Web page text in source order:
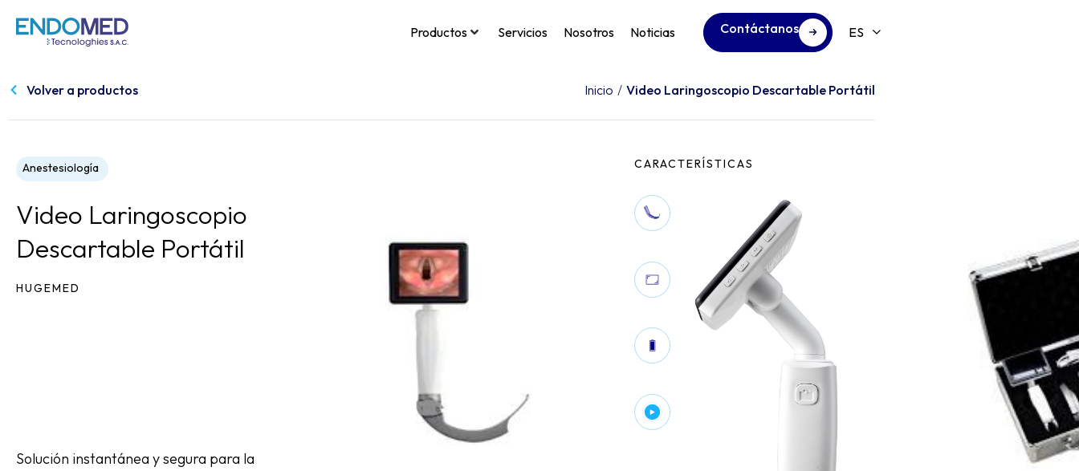
Productos Servicios Nosotros Noticias Contáctanos
Volver a productos Inicio / Video Laringoscopio Descartable Portátil
Anestesiología
Video Laringoscopio
Descartable Portátil
HUGEMED
Solución instantánea y segura para la
CARACTERÍSTICAS
Hojas de policarbonato monouso,
transparentes y resistentes
Pantalla rotativa (140° vertical y
180° horizontal) y cámara
antiempañante
Batería recargable de larga
Botón multifunción: captura de